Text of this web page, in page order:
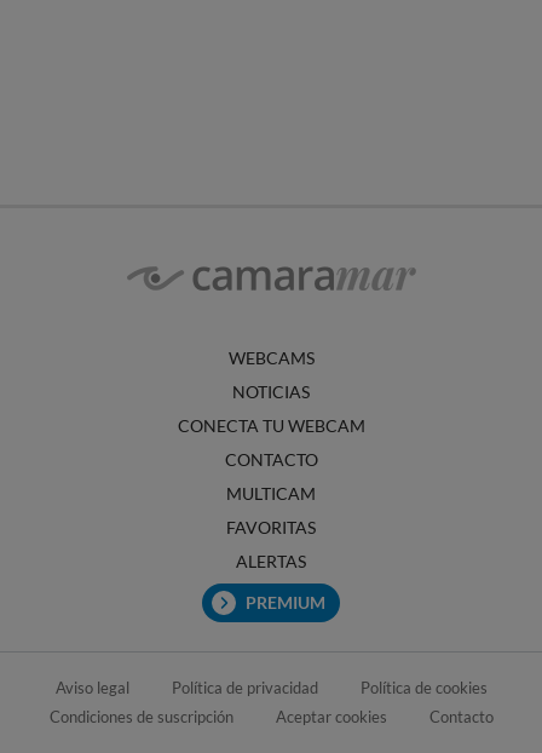
WEBCAMS
NOTICIAS
CONECTA TU WEBCAM
CONTACTO
MULTICAM
FAVORITAS
ALERTAS
PREMIUM
Aviso legal Política de privacidad
Política de cookies
Condiciones de suscripción
Aceptar cookies Contacto